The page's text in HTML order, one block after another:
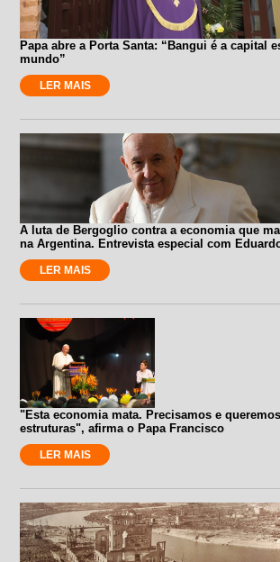
Papa abre a Porta Santa: “Bangui é a capital
mundo”
LER MAIS
A luta de Bergoglio contra a economia que
na Argentina. Entrevista especial com
LER MAIS
"Esta economia mata. Precisamos e
estruturas", afirma o Papa Francisco
LER MAIS